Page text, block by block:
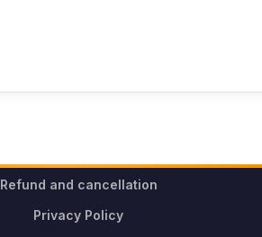
Refund and cancellation
Privacy Policy